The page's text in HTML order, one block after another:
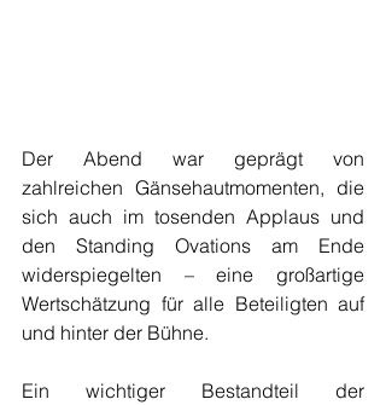
Der Abend war geprägt von
zahlreichen Gänsehautmomenten, die
sich auch im tosenden Applaus und
den Standing Ovations am Ende
widerspiegelten – eine großartige
Wertschätzung für alle Beteiligten auf
und hinter der Bühne.
Ein wichtiger Bestandteil der